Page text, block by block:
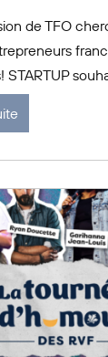
de TFO
STARTUP